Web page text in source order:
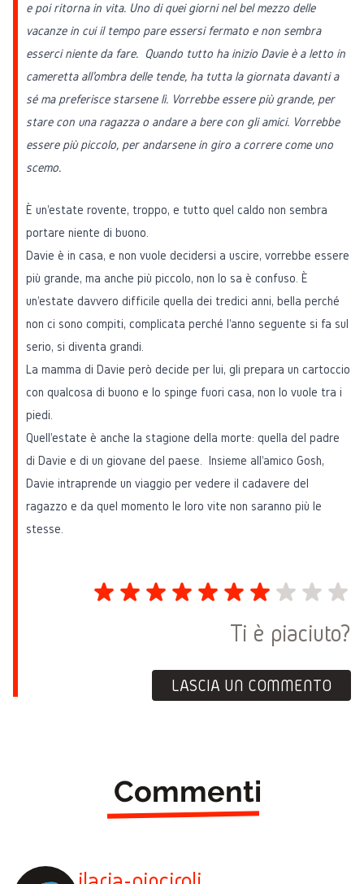
Ti è piaciuto?
LASCIA UN COMMENTO
e poi ritorna in vita. Uno di quei giorni nel bel mezzo delle
vacanze in cui il tempo pare essersi fermato e non sembra
esserci niente da fare. Quando tutto ha inizio Davie è a letto in
cameretta all'ombra delle tende, ha tutta la giornata davanti a
sé ma preferisce starsene lì. Vorrebbe essere più grande, per
stare con una ragazza o andare a bere con gli amici. Vorrebbe
essere più piccolo, per andarsene in giro a correre come uno
scemo.
È un'estate rovente, troppo, e tutto quel caldo non sembra
portare niente di buono.
Davie è in casa, e non vuole decidersi a uscire, vorrebbe essere
più grande, ma anche più piccolo, non lo sa è confuso. È
un'estate davvero difficile quella dei tredici anni, bella perché
non ci sono compiti, complicata perché l'anno seguente si fa sul
serio, si diventa grandi.
La mamma di Davie però decide per lui, gli prepara un cartoccio
con qualcosa di buono e lo spinge fuori casa, non lo vuole tra i
piedi.
Quell'estate è anche la stagione della morte: quella del padre
di Davie e di un giovane del paese. Insieme all'amico Gosh,
Davie intraprende un viaggio per vedere il cadavere del
ragazzo e da quel momento le loro vite non saranno più le
stesse.
Commenti